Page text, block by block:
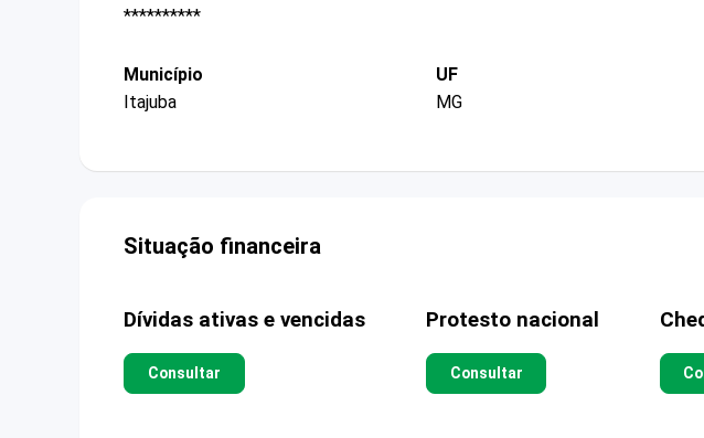
**********
Município
Itajuba
UF
MG
Situação financeira
Dívidas ativas e vencidas
Consultar
Protesto nacional
Consultar